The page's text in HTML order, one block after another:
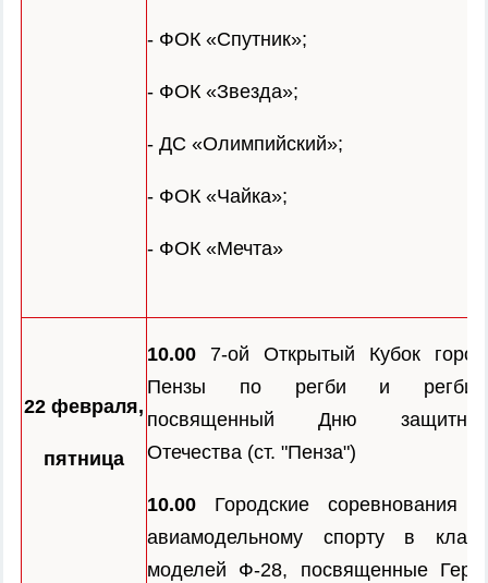
- ФОК «Спутник»;
- ФОК «Звезда»;
- ДС «Олимпийский»;
- ФОК «Чайка»;
- ФОК «Мечта»
22 февраля,
пятница
10.00 7-ой Открытый Кубок
Пензы по регби и регби-
посвященный Дню
Отечества (ст. "Пенза")
10.00 Городские соревнования
авиамодельному спорту в
моделей Ф-28, посвященные